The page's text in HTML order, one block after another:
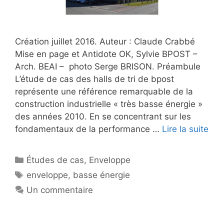
Création juillet 2016. Auteur : Claude Crabbé
Mise en page et Antidote OK, Sylvie BPOST –
Arch. BEAI – photo Serge BRISON. Préambule
L’étude de cas des halls de tri de bpost
représente une référence remarquable de la
construction industrielle « très basse énergie »
des années 2010. En se concentrant sur les
fondamentaux de la performance … Lire la suite
Catégories
Études de cas, Enveloppe
Étiquettes
enveloppe, basse énergie
Un commentaire